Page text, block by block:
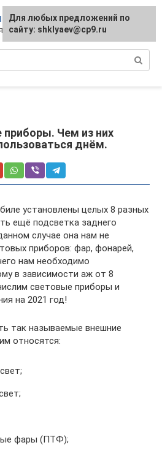
автомобилистов
Чем из них
днём.
установлены целых 8 разных
ещё подсветка заднего
случае она нам не
приборов: фар, фонарей,
нам необходимо
в зависимости аж от 8
световые приборы и
на 2021 год!
так называемые внешние
относятся:
фары (ПТФ);
Для любых предложений по
сайту: shklyaev@cp9.ru